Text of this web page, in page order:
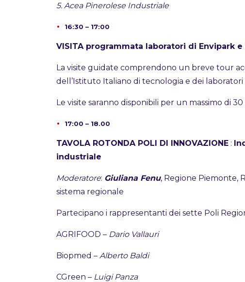
5. Acea Pinerolese Industriale
16:30 – 17:00
VISITA programmata laboratori di Envipark e
La visite guidate comprendono un breve tour
dell’Istituto Italiano di tecnologia e dei
Le visite saranno disponibili per un massimo di
17:00 – 18.00
TAVOLA ROTONDA POLI DI INNOVAZIONE:
industriale
Moderatore: Giuliana Fenu, Regione Piemonte,
sistema regionale
Partecipano i rappresentanti dei sette Poli
AGRIFOOD – Dario Vallauri
Biopmed – Alberto Baldi
CGreen – Luigi Panza